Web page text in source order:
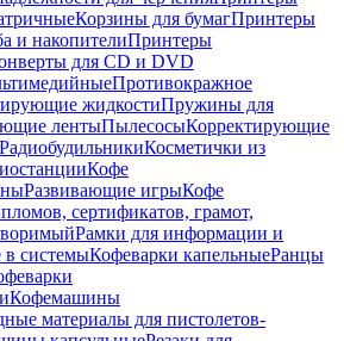
Корзины для бумагПринтеры
и накопителиПринтеры
для CD и DVD
Противокражное
жидкостиПружины для
лентыПылесосыКорректирующие
РадиобудильникиКосметички из
Кофе
Развивающие игрыКофе
сертификатов, грамот,
Рамки для информации и
в системыКофеварки капельныеРанцы
Кофемашины
материалы для пистолетов-